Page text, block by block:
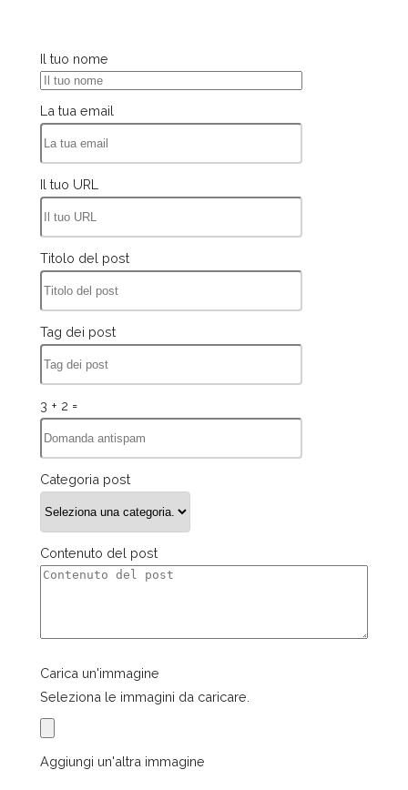
Il tuo nome
La tua email
Il tuo URL
Titolo del post
Tag dei post
3 + 2 =
Categoria post
Contenuto del post
Carica un'immagine
Seleziona le immagini da caricare.
Aggiungi un'altra immagine